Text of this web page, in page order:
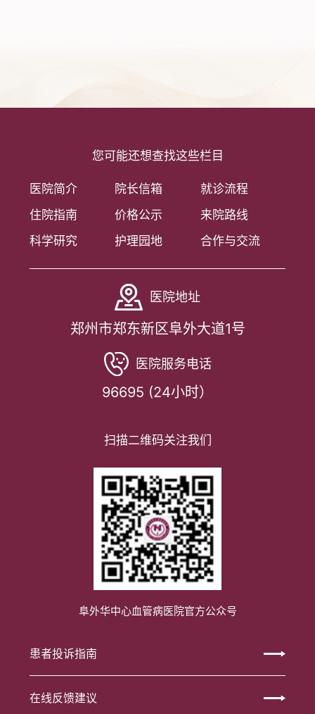
您可能还想查找这些栏目
医院简介 院长信箱
就诊流程
住院指南
价格公示
来院路线
科学研究
护理园地 合作与交流
医院地址
郑州市郑东新区阜外大道1号
医院服务电话
96695 (24小时）
扫描二维码关注我们
阜外华中心血管病医院官方公众号
患者投诉指南
在线反馈建议